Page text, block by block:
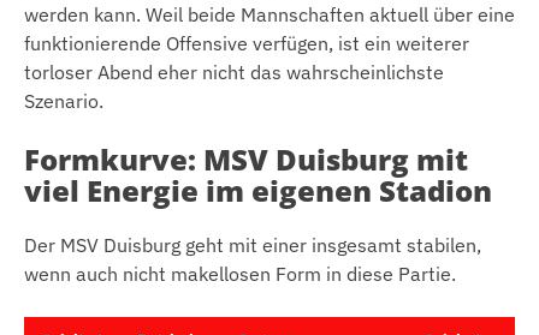
werden kann. Weil beide Mannschaften aktuell über eine
funktionierende Offensive verfügen, ist ein weiterer
torloser Abend eher nicht das wahrscheinlichste
Szenario.
Formkurve: MSV Duisburg mit
viel Energie im eigenen Stadion
Der MSV Duisburg geht mit einer insgesamt stabilen,
wenn auch nicht makellosen Form in diese Partie.